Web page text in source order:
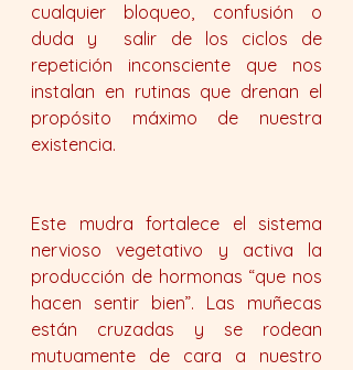
cualquier bloqueo, confusión o
duda y  salir de los ciclos de
repetición inconsciente que nos
instalan en rutinas que drenan el
propósito máximo de nuestra
existencia.
Este mudra fortalece el sistema
nervioso vegetativo y activa la
producción de hormonas “que nos
hacen sentir bien”. Las muñecas
están cruzadas y se rodean
mutuamente de cara a nuestro